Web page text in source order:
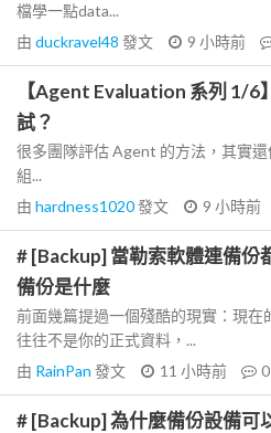
檔學一點data...
由 duckravel48 發文 9 小時前
【Agent Evaluation 系列 1/6
試？
很多團隊評估 Agent 的方法，其實
組...
由 hardness1020發文 9 小時前
# [Backup] 當勒索軟體連備份
備份是什麼
前面幾篇提過一個殘酷的現實：現在
往往不是你的正式資料，...
由 RainPan 發文 11 小時前 0
# [Backup] 為什麼備份設備可